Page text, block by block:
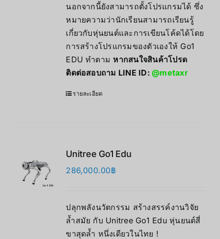
นอกจากนี้ยังสามารถตั้งโปรแกรมได้ ซึ่ง
หมายความว่านักเรียนสามารถเรียนรู้
เกี่ยวกับหุ่นยนต์และการเขียนโค้ดได้โดย
การสร้างโปรแกรมของตัวเองให้ Go1
EDU ทำตาม หากสนใจสินค้าโปรด
ติดต่อสอบถาม LINE ID:@metaxr
รายละเอียด
Unitree Go1 Edu
286,000.00฿
ปลุกพลังนวัตกรรม สร้างสรรค์งานวิจัย
ล้ำสมัย กับ Unitree Go1 Edu หุ่นยนต์สี่
ขาสุดล้ำ หนึ่งเดียวในไทย !